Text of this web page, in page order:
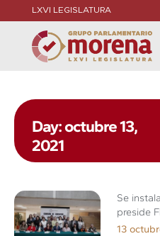
LXVI LEGISLATURA
Day: octubre 13,
2021
Se
preside
13